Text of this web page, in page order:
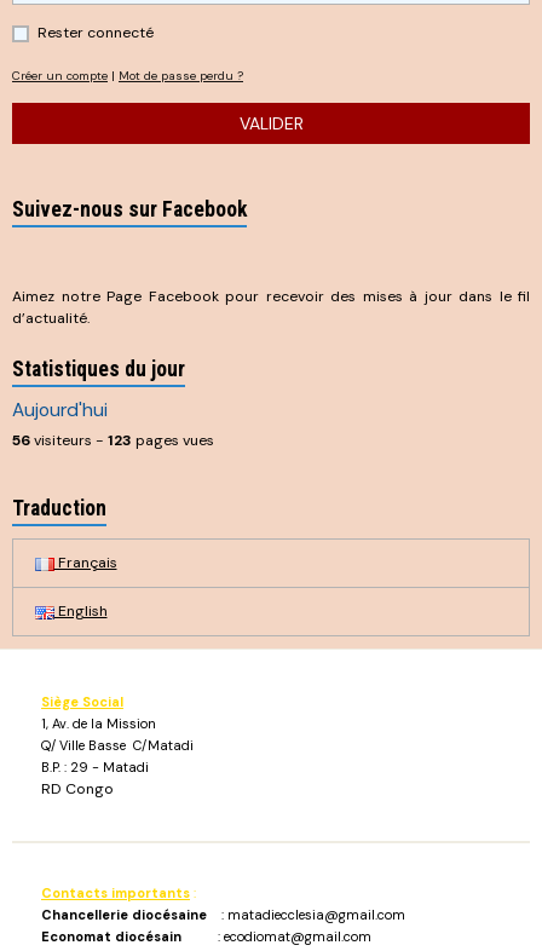
Rester connecté
Créer un compte | Mot de passe perdu ?
VALIDER
Suivez-nous sur Facebook
Aimez notre Page Facebook pour recevoir des mises à jour dans le fil
d’actualité.
Statistiques du jour
Aujourd'hui
56visiteurs - 123 pages vues
Traduction
Français
English
Siège Social
1, Av. de la Mission
Q/ Ville Basse C/Matadi
B.P. : 29 - Matadi
RD Congo
Contacts importants :
Chancellerie diocésaine : matadiecclesia@gmail.com
Economat diocésain : ecodiomat@gmail.com